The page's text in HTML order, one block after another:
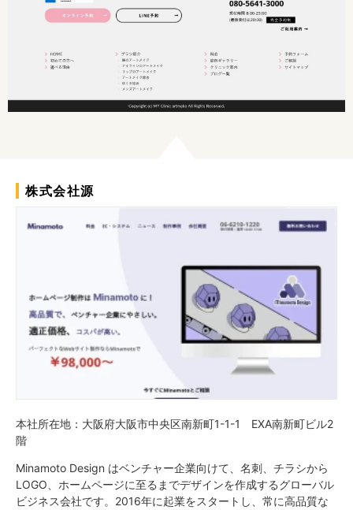
株式会社源
本社所在地：大阪府大阪市中央区南新町1-1-1 EXA南新町ビル2
階
Minamoto Design はベンチャー企業向けて、名刺、チラシから
LOGO、ホームページに至るまでデザインを作成するグローバル
ビジネス会社です。2016年に起業をスタートし、常に高品質な